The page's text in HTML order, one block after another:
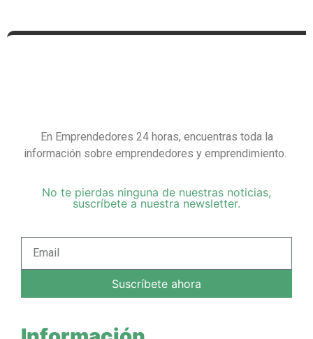
En Emprendedores 24 horas, encuentras toda la
información sobre emprendedores y emprendimiento.
No te pierdas ninguna de nuestras noticias,
suscríbete a nuestra newsletter.
Suscríbete ahora